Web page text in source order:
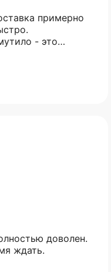
примерно
- это
Упакован
коробке
доволен.
ждать.